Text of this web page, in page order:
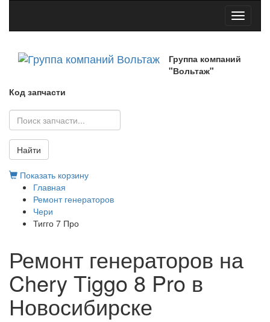
Toggle
Группа компаний
"Вольтаж"
Код запчасти
Найти
Показать корзину
Главная
Ремонт генераторов
Чери
Тигго 7 Про
Ремонт генераторов на
Chery Tiggo 8 Pro в
Новосибирске